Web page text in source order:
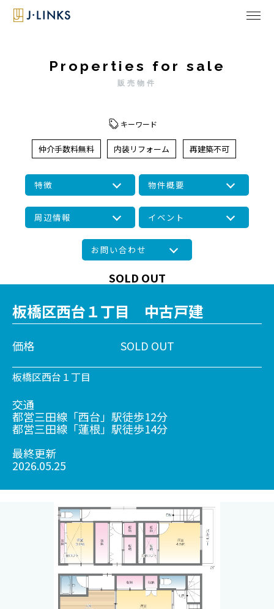
Properties for sale
販売物件
キーワード
仲介手数料無料 内装リフォーム 再建築不可
特徴 物件概要
周辺情報 イベント
お問い合わせ
SOLD OUT
板橋区西台１丁目 中古戸建
価格 SOLD OUT
板橋区西台１丁目
交通
都営三田線「西台」駅徒歩12分
都営三田線「蓮根」駅徒歩14分
最終更新
2026.05.25